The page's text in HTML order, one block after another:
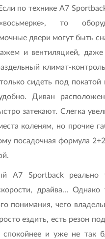
по технике A7
то
двери могут быть
и вентиляцией,
климат-
сидеть под
Диван
затекают. Слегка
коленям, но прочие
посадочная формула
A7 Sportback реально
драйва… Однако
понимания, чего
ездить, есть резон
и уже не так